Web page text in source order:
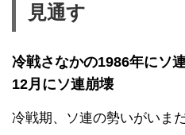
見通す
冷戦さなかの1986年にソ
12月にソ連崩壊
冷戦期、ソ連の勢いがいま